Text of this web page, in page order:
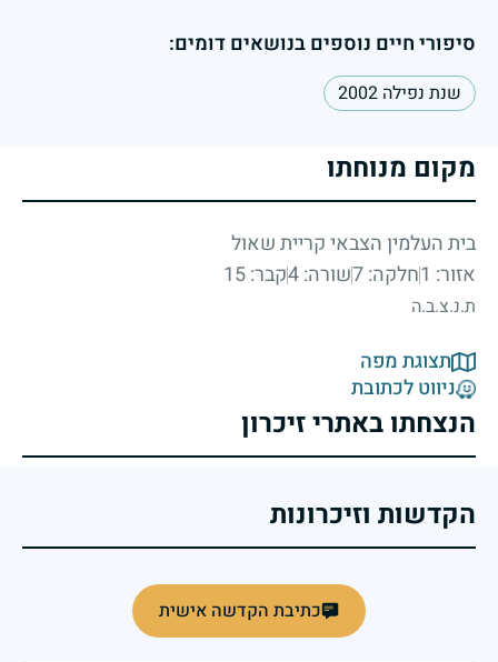
סיפורי חיים נוספים בנושאים דומים:
שנת נפילה 2002
מקום מנוחתו
בית העלמין הצבאי קריית שאול
אזור: 1
חלקה: 7 שורה: 4 קבר: 15
ת.נ.צ.ב.ה
תצוגת מפה
ניווט לכתובת
הנצחתו באתרי זיכרון
הקדשות וזיכרונות
כתיבת הקדשה אישית